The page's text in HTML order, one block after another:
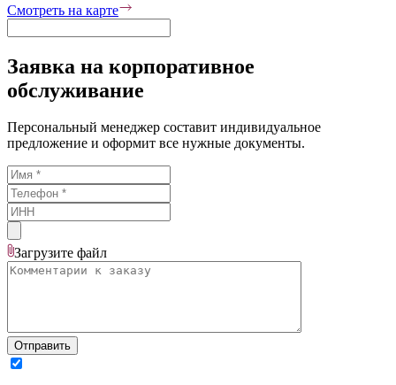
Смотреть на карте
Заявка на корпоративное
обслуживание
Персональный менеджер составит индивидуальное
предложение и оформит все нужные документы.
Загрузите файл
Отправить